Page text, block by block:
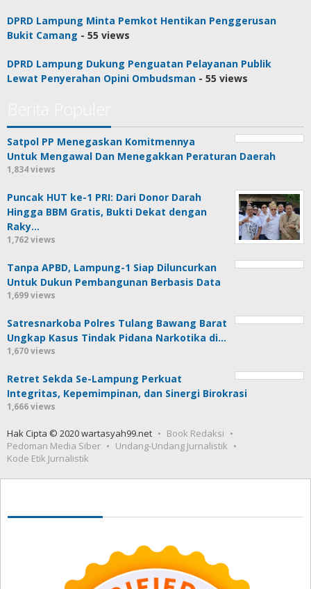
DPRD Lampung Minta Pemkot Hentikan Penggerusan
Bukit Camang - 55 views
DPRD Lampung Dukung Penguatan Pelayanan Publik
Lewat Penyerahan Opini Ombudsman - 55 views
Satpol PP Menegaskan Komitmennya
Untuk Mengawal Dan Menegakkan Peraturan Daerah
1,834 views
Puncak HUT ke-1 PRI: Dari Donor Darah
Hingga BBM Gratis, Bukti Dekat dengan
Raky…
1,762 views
Tanpa APBD, Lampung-1 Siap Diluncurkan
Untuk Dukun Pembangunan Berbasis Data
1,699 views
Satresnarkoba Polres Tulang Bawang Barat
Ungkap Kasus Tindak Pidana Narkotika di…
1,670 views
Retret Sekda Se-Lampung Perkuat
Integritas, Kepemimpinan, dan Sinergi Birokrasi
1,666 views
Hak Cipta © 2020 wartasyah99.net
Book Redaksi
Pedoman Media Siber
Undang-Undang Jurnalistik
Kode Etik Jurnalistik